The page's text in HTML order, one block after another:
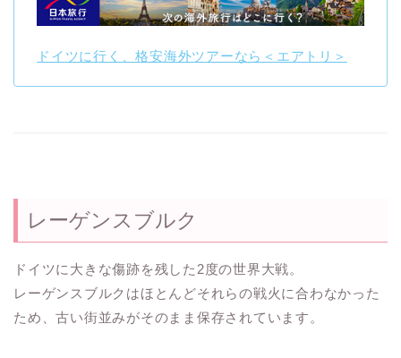
ドイツに行く、格安海外ツアーなら＜エアトリ＞
レーゲンスブルク
ドイツに大きな傷跡を残した2度の世界大戦。
レーゲンスブルクはほとんどそれらの戦火に合わなかった
ため、古い街並みがそのまま保存されています。